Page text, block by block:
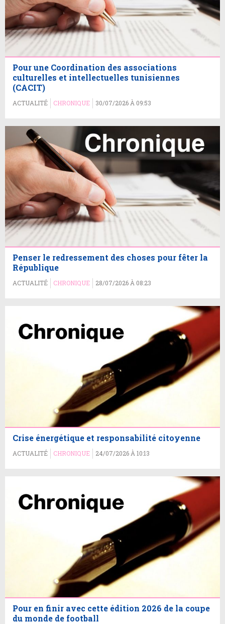
Pour une Coordination des associations
culturelles et intellectuelles tunisiennes
(CACIT)
ACTUALITÉ CHRONIQUE 30/07/2026 À 09:53
Penser le redressement des choses pour fêter la
République
ACTUALITÉ CHRONIQUE 28/07/2026 À 08:23
Crise énergétique et responsabilité citoyenne
ACTUALITÉ CHRONIQUE 24/07/2026 À 10:13
Pour en finir avec cette édition 2026 de la coupe
du monde de football